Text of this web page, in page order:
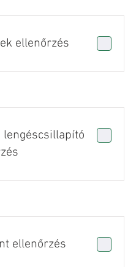
ellenőrzés
lengéscsillapító
ellenőrzés